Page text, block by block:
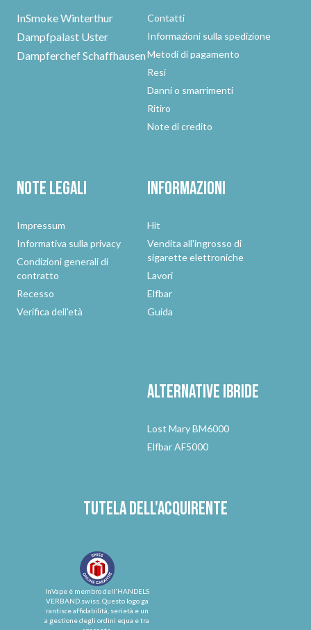
InSmoke Winterthur
Dampfpalast Uster
Dampferchef Schaffhausen
Contatti
Informazioni sulla spedizione
Metodi di pagamento
Resi
Danni o smarrimenti
Ritiro
Note di credito
Note legali
Impressum
Informativa sulla privacy
Condizioni generali di
contratto
Recesso
Verifica dell'età
Informazioni
Hit
Vendita all'ingrosso di
sigarette elettroniche
Lavori
Elfbar
Guida
Alternativeibride
Lost Mary BM6000
Elfbar AF5000
Tutela dell'acquirente
InVape è membro dell'HANDELS
VERBAND.swiss. Questo logo ga
rantisce affidabilità, serietà e un
a gestione degli ordini equa e tra